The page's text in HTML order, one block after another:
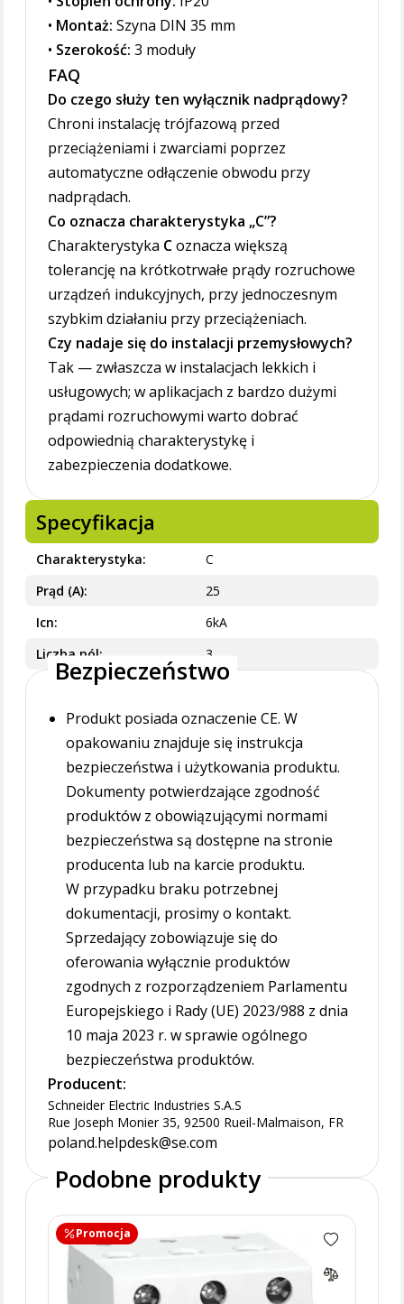
• Montaż: Szyna DIN 35 mm
• Szerokość: 3 moduły
FAQ
Do czego służy ten wyłącznik nadprądowy?
Chroni instalację trójfazową przed
przeciążeniami i zwarciami poprzez
automatyczne odłączenie obwodu przy
nadprądach.
Co oznacza charakterystyka „C”?
Charakterystyka Coznacza większą
tolerancję na krótkotrwałe prądy rozruchowe
urządzeń indukcyjnych, przy jednoczesnym
szybkim działaniu przy przeciążeniach.
Czy nadaje się do instalacji przemysłowych?
Tak — zwłaszcza w instalacjach lekkich i
usługowych; w aplikacjach z bardzo dużymi
prądami rozruchowymi warto dobrać
odpowiednią charakterystykę i
zabezpieczenia dodatkowe.
Specyfikacja
Charakterystyka
C
Prąd (A)
25
Icn
6kA
Liczba pól
3
Bezpieczeństwo
Produkt posiada oznaczenie CE. W
opakowaniu znajduje się instrukcja
bezpieczeństwa i użytkowania produktu.
Dokumenty potwierdzające zgodność
produktów z obowiązującymi normami
bezpieczeństwa są dostępne na stronie
producenta lub na karcie produktu.
W przypadku braku potrzebnej
dokumentacji, prosimy o kontakt.
Sprzedający zobowiązuje się do
oferowania wyłącznie produktów
zgodnych z rozporządzeniem Parlamentu
Europejskiego i Rady (UE) 2023/988 z dnia
10 maja 2023 r. w sprawie ogólnego
bezpieczeństwa produktów.
Producent:
Schneider Electric Industries S.A.S
Rue Joseph Monier 35, 92500 Rueil-Malmaison, FR
poland.helpdesk@se.com
Podobne produkty
Promocja